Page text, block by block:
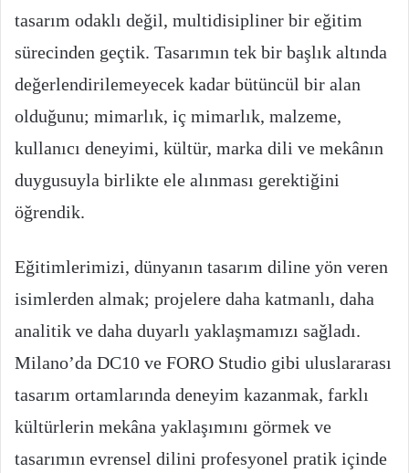
tasarım odaklı değil, multidisipliner bir eğitim
sürecinden geçtik. Tasarımın tek bir başlık altında
değerlendirilemeyecek kadar bütüncül bir alan
olduğunu; mimarlık, iç mimarlık, malzeme,
kullanıcı deneyimi, kültür, marka dili ve mekânın
duygusuyla birlikte ele alınması gerektiğini
öğrendik.
Eğitimlerimizi, dünyanın tasarım diline yön veren
isimlerden almak; projelere daha katmanlı, daha
analitik ve daha duyarlı yaklaşmamızı sağladı.
Milano’da DC10 ve FORO Studio gibi uluslararası
tasarım ortamlarında deneyim kazanmak, farklı
kültürlerin mekâna yaklaşımını görmek ve
tasarımın evrensel dilini profesyonel pratik içinde